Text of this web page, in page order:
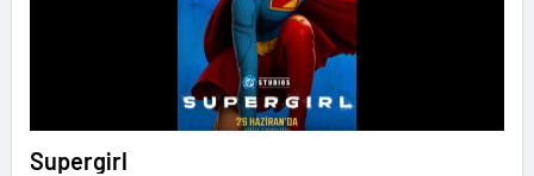
Supergirl